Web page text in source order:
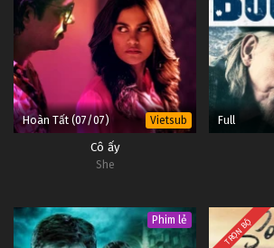
Hoàn Tất (07/07) Vietsub
Cô ấy
She
Full
Phim lẻ TRỌN BỘ